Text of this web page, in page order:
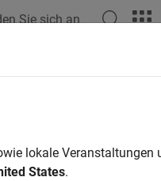
Sie sich an
How useful was this information?
lokale Veranstaltungen
States.